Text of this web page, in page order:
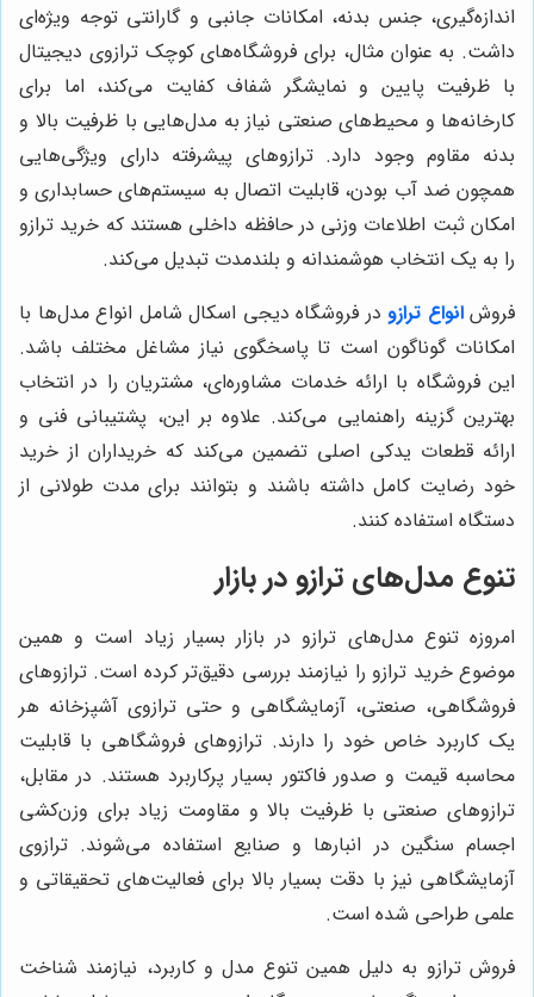
اندازه‌گیری، جنس بدنه، امکانات جانبی و گارانتی توجه ویژه‌ای
داشت. به عنوان مثال، برای فروشگاه‌های کوچک ترازوی دیجیتال
با ظرفیت پایین و نمایشگر شفاف کفایت می‌کند، اما برای
کارخانه‌ها و محیط‌های صنعتی نیاز به مدل‌هایی با ظرفیت بالا و
بدنه مقاوم وجود دارد. ترازوهای پیشرفته دارای ویژگی‌هایی
همچون ضد آب بودن، قابلیت اتصال به سیستم‌های حسابداری و
امکان ثبت اطلاعات وزنی در حافظه داخلی هستند که خرید ترازو
را به یک انتخاب هوشمندانه و بلندمدت تبدیل می‌کند.
فروش انواع ترازو در فروشگاه دیجی اسکال شامل انواع مدل‌ها با
امکانات گوناگون است تا پاسخگوی نیاز مشاغل مختلف باشد.
این فروشگاه با ارائه خدمات مشاوره‌ای، مشتریان را در انتخاب
بهترین گزینه راهنمایی می‌کند. علاوه بر این، پشتیبانی فنی و
ارائه قطعات یدکی اصلی تضمین می‌کند که خریداران از خرید
خود رضایت کامل داشته باشند و بتوانند برای مدت طولانی از
دستگاه استفاده کنند.
تنوع مدل‌های ترازو در بازار
امروزه تنوع مدل‌های ترازو در بازار بسیار زیاد است و همین
موضوع خرید ترازو را نیازمند بررسی دقیق‌تر کرده است. ترازوهای
فروشگاهی، صنعتی، آزمایشگاهی و حتی ترازوی آشپزخانه هر
یک کاربرد خاص خود را دارند. ترازوهای فروشگاهی با قابلیت
محاسبه قیمت و صدور فاکتور بسیار پرکاربرد هستند. در مقابل،
ترازوهای صنعتی با ظرفیت بالا و مقاومت زیاد برای وزن‌کشی
اجسام سنگین در انبارها و صنایع استفاده می‌شوند. ترازوی
آزمایشگاهی نیز با دقت بسیار بالا برای فعالیت‌های تحقیقاتی و
علمی طراحی شده است.
فروش ترازو به دلیل همین تنوع مدل و کاربرد، نیازمند شناخت